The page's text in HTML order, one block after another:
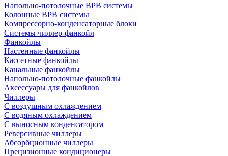
Напольно-потолочные ВРВ системы
Колонные ВРВ системы
Компрессорно-конденсаторные блоки
Системы чиллер-фанкойл
Фанкойлы
Настенные фанкойлы
Кассетные фанкойлы
Канальные фанкойлы
Напольно-потолочные фанкойлы
Аксессуары для фанкойлов
Чиллеры
С воздушным охлаждением
С водяным охлаждением
С выносным конденсатором
Реверсивные чиллеры
Абсорбционные чиллеры
Прецизионные кондиционеры